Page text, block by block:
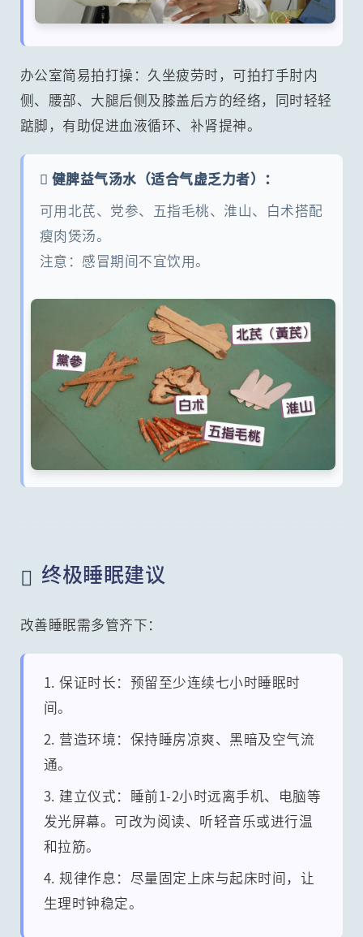
办公室简易拍打操：久坐疲劳时，可拍打手肘内
侧、腰部、大腿后侧及膝盖后方的经络，同时轻轻
踮脚，有助促进血液循环、补肾提神。
 健脾益气汤水（适合气虚乏力者）：
可用北芪、党参、五指毛桃、淮山、白术搭配
瘦肉煲汤。
注意：感冒期间不宜饮用。
 终极睡眠建议
改善睡眠需多管齐下：
1. 保证时长：预留至少连续七小时睡眠时
间。
2. 营造环境：保持睡房凉爽、黑暗及空气流
通。
3. 建立仪式：睡前1-2小时远离手机、电脑等
发光屏幕。可改为阅读、听轻音乐或进行温
和拉筋。
4. 规律作息：尽量固定上床与起床时间，让
生理时钟稳定。